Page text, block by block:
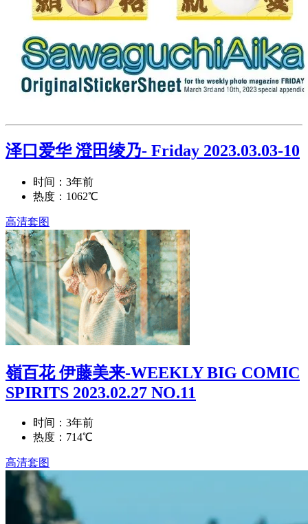
泽口爱华 澄田绫乃- Friday 2023.03.03-10
时间：3年前
热度：1062℃
高清套图
嶺百花 伊藤美来-WEEKLY BIG COMIC
SPIRITS 2023.02.27 NO.11
时间：3年前
热度：714℃
高清套图